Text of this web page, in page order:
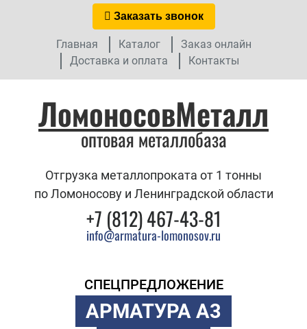
Заказать звонок
Главная Каталог
Заказ онлайн
Доставка и оплата
Контакты
ЛомоносовМеталл
оптовая металлобаза
Отгрузка металлопроката от 1 тонны
по Ломоносову и Ленинградской области
+7 (812) 467-43-81
info@armatura-lomonosov.ru
СПЕЦПРЕДЛОЖЕНИЕ
АРМАТУРА А3